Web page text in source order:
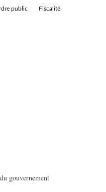
public Fiscalité
gouvernement